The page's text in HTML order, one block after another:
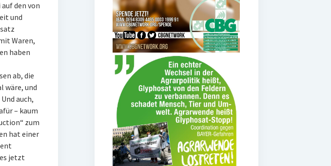
den von
und
Waren,
haben
ab, die
wäre, und
auch,
– kaum
zum
hat einer
jetzt